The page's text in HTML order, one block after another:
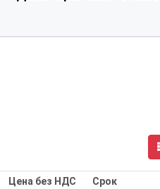
Цена без НДС
Срок